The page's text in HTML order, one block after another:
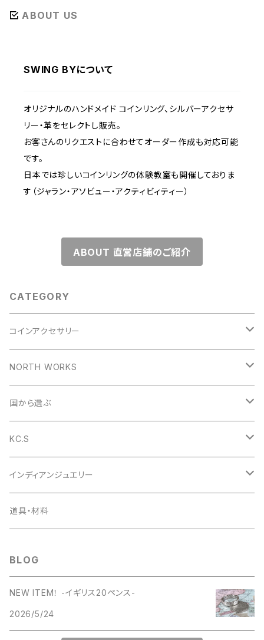
ABOUT US
SWING BYについて
オリジナルのハンドメイド コインリング、シルバーアクセサ
リー・革をセレクトし販売。
お客さんのリクエストに合わせてオーダー作成も対応可能
です。
日本では珍しいコインリングの体験教室も開催しておりま
す（ジャラン・アソビュー・アクティビィティー）
ABOUT 直営店舗のご紹介
CATEGORY
コインアクセサリー
コインリング
1953年
1954年
コインペンダント
1953年
1954年
コインバングル
1953年
1954年
コインガーディアンベル
コインの迷子札
NORTH WORKS
ペンダント
リング
バングル
ピアス
国から選ぶ
アメリカ
イギリス
デンマーク
KC.S
財布
ラウンドファスナー
ベーシックロングウォレット
ミドルウォレット
小銭入れ
名刺入れ
インディアンジュエリー
ペンダント
道具・材料
BLOG
NEW ITEM！ -イギリス20ペンス-
2026/5/24